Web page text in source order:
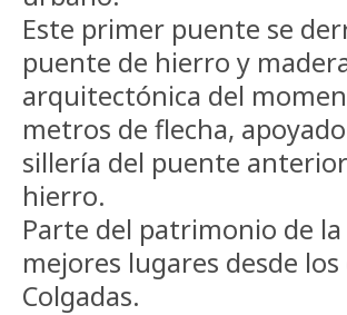
Este primer puente se
puente de hierro y
arquitectónica del
metros de flecha,
sillería del puente
hierro.
Parte del patrimonio de
mejores lugares desde
Colgadas.